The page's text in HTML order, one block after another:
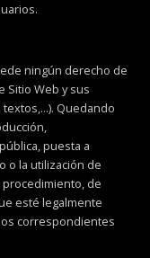
ningún derecho de
Sitio Web y sus
Quedando
puesta a
o la utilización de
de
esté legalmente
correspondientes